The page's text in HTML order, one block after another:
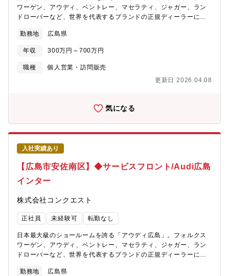
ワーゲン、アウディ、ベントレー、マセラティ、ジャガー、ラン
ドローバーなど、世界を代表するブランドの正規ディーラーにて
有されているお客様が入庫された際、車点検や修理のご案内をし
ていただきます。【具体的には】・ご来店いただいたお客様への
対応（要望ヒアリング）・整備士への指示・整備スケジュールの
調整・部品の発注や手配・代車の手配・その他事務処理やお客様
勤務地 広島県
年収 300万円～700万円
職種
個人営業・訪問販売
更新日 2026.04.08
気になる
入社実績あり
【広島市安佐南区】◆サービスフロント/Audi広島
インター
株式会社コンクエスト
正社員 未経験可 転勤なし
日本最大級のショールームを誇る「アウディ広島」。フォルクス
ワーゲン、アウディ、ベントレー、マセラティ、ジャガー、ラン
ドローバーなど、世界を代表するブランドの正規ディーラーにて
有されているお客様が入庫された際、車点検や修理のご案内をし
勤務地 広島県